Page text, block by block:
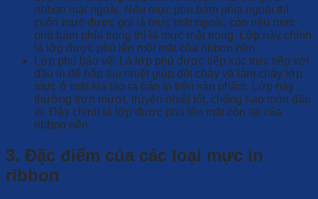
ribbon mặt ngoài. Nếu mực phủ bám phía ngoài thì
cuộn mực được gọi là mực mặt ngoài, còn nếu mực
phủ bám phía trong thì là mực mặt trong. Lớp này chính
là lớp được phủ lên một mặt của ribbon nền.
Lớp phủ bảo vệ: Là lớp phủ được tiếp xúc trực tiếp với
đầu in để hấp thụ nhiệt giúp đốt cháy và làm chảy lớp
mực ở mặt kia tạo ra bản in trên sản phẩm. Lớp này
thường trơn mượt, truyền nhiệt tốt, chống hao mòn đầu
in. Đây chính là lớp được phủ lên mặt còn lại của
ribbon nền.
3. Đặc điểm của các loại mực in
ribbon